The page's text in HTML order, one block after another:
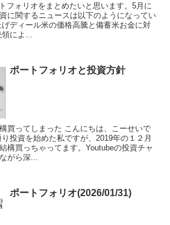
フォリオをまとめたいと思います。5月に
に関するニュースは以下のようになってい
ディール米の価格高騰と備蓄米お金に対
によ...
ポートフォリオと投資方針
買ってしまった こんにちは、こーせいで
投資を始めた私ですが、2019年の１２月
構買っちゃってます。Youtubeの投資チャ
がら深...
ポートフォリオ(2026/01/31)